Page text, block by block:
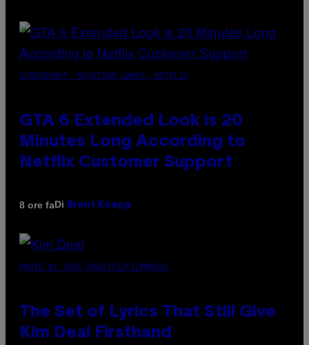
SCREENSHOT: ROCKSTAR GAMES, NETFLIX
GTA 6 Extended Look is 20
Minutes Long According to
Netflix Customer Support
8 ore faDi Brent Koepp
PHOTO BY JEFF KRAVITZ/FILMMAGIC
The Set of Lyrics That Still Give
Kim Deal Firsthand